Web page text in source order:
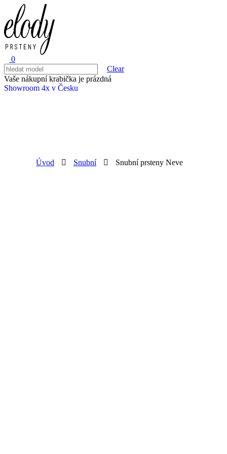
0
Clear
Vaše nákupní krabička je prázdná
Showroom 4x v Česku
Úvod Snubní Snubní prsteny Neve